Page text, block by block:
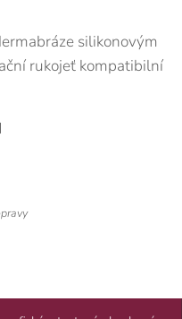
silikonovým
rukojeť kompatibilní